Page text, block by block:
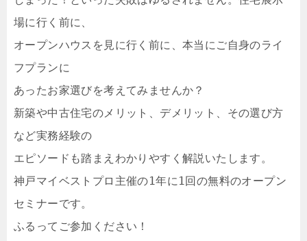
場に行く前に、
オープンハウスを見に行く前に、本当にご自身のライ
フプランに
あったお家選びを考えてみませんか？
新築や中古住宅のメリット、デメリット、その選び方
など実務経験の
エピソードも踏まえわかりやすく解説いたします。
神戸マイベストプロ主催の1年に1回の無料のオープン
セミナーです。
ふるってご参加ください！